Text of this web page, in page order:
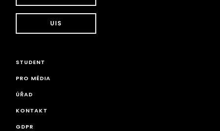
UIS
STUDENT
PRO MÉDIA
ÚŘAD
KONTAKT
GDPR